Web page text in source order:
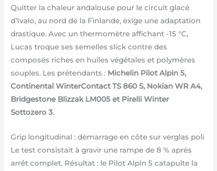
Quitter la chaleur andalouse pour le circuit glacé
d’Ivalo, au nord de la Finlande, exige une adaptation
drastique. Avec un thermomètre affichant -15 °C,
Lucas troque ses semelles slick contre des
composés riches en huiles végétales et polymères
souples. Les prétendants : Michelin Pilot Alpin 5,
Continental WinterContact TS 860 S, Nokian WR A4,
Bridgestone Blizzak LM005 et Pirelli Winter
Sottozero 3.
Grip longitudinal : démarrage en côte sur verglas poli
Le test consistait à gravir une rampe de 8 % après
arrêt complet. Résultat : le Pilot Alpin 5 catapulte la